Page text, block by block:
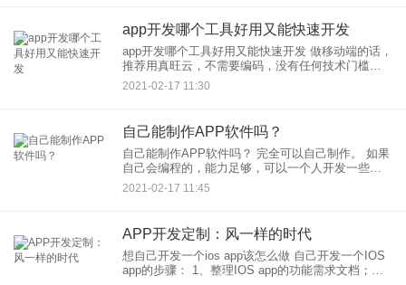
app开发哪个工具好用又能快速开发
app开发哪个工具好用又能快速开发 做移动端的话，
推荐用真旺云，不需要编码，没有任何技术门槛，
不懂电脑也能很快上手的一个开发工具。也是同样
不需要技术，可以自己制作的。基于HTML5开
2021-02-17 11:30
自己能制作APP软件吗？
自己能制作APP软件吗？ 完全可以自己制作。 如果
自己会编程的，能力足够，可以一个人开发一些简
单的APP，但复杂的没有几个人的团队你一个人根
本忙
2021-02-17 11:45
APP开发定制：风一样的时代
想自己开发一个ios app该怎么做 自己开发一个IOS
app的步骤： 1、整理IOS app的功能需求文档；